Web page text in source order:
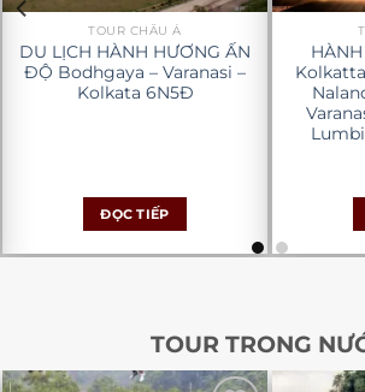
TOUR CHÂU Á
DU LỊCH HÀNH HƯƠNG ẤN
ĐỘ Bodhgaya – Varanasi –
Kolkata 6N5Đ
ĐỌC TIẾP
TOUR TRONG